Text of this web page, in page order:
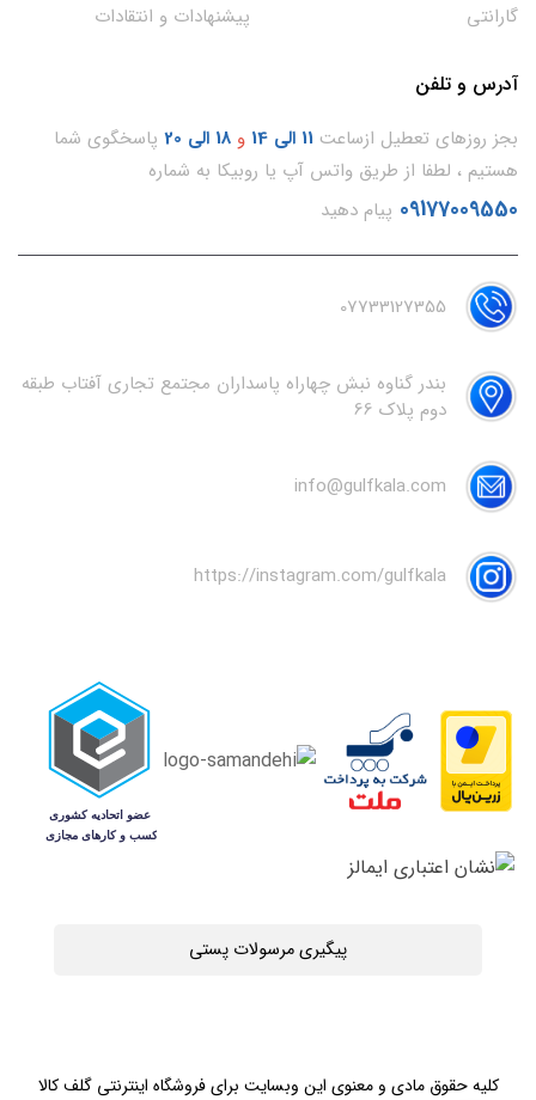
گارانتی
پیشنهادات و انتقادات
آدرس و تلفن
بجز روزهای تعطیل ازساعت 11 الی 14 و 18 الی 20
پاسخگوی شما
هستیم ، لطفا از طریق واتس آپ یا روبیکا به شماره
09177009550 پیام دهید
07733127355
بندر گناوه نبش چهاراه پاسداران مجتمع تجاری آفتاب طبقه
دوم پلاک 66
info@gulfkala.com
https://instagram.com/gulfkala
پیگیری مرسولات پستی
کلیه حقوق مادی و معنوی این وبسایت برای فروشگاه اینترنتی گلف کالا